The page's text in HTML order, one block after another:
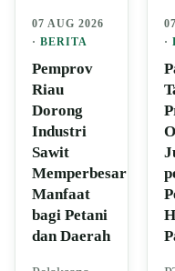
07 AUG 2026
· BERITA
Pemprov
Riau
Dorong
Industri
Sawit
Memperbesar
Manfaat
bagi Petani
dan Daerah
·